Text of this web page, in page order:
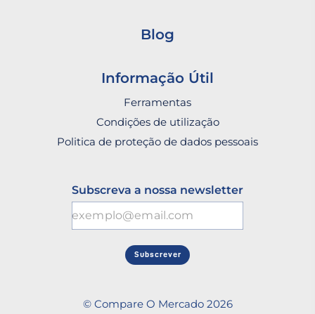
Blog
Informação Útil
Ferramentas
Condições de utilização
Politica de proteção de dados pessoais
Subscreva a nossa newsletter
Subscrever
© Compare O Mercado 2026